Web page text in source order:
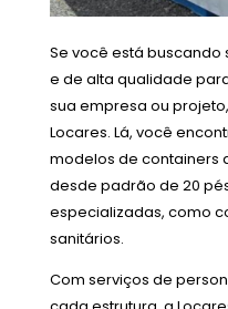
Se você está
e de alta qualidade
sua empresa ou
Locares. Lá, você
modelos de containers
desde padrão de 20
especializadas, como
sanitários.
Com serviços de